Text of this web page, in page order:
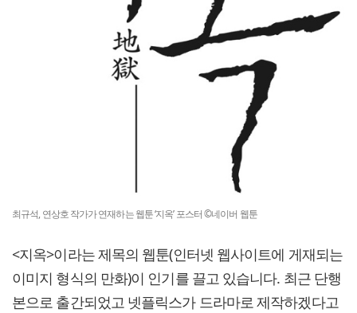
최규석, 연상호 작가가 연재하는 웹툰 ‘지옥’ 포스터 ©네이버 웹툰
<지옥>이라는 제목의 웹툰(인터넷 웹사이트에 게재되는
이미지 형식의 만화)이 인기를 끌고 있습니다. 최근 단행
본으로 출간되었고 넷플릭스가 드라마로 제작하겠다고